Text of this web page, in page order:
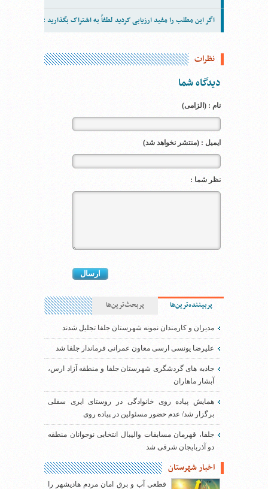
اگر این مطلب را مفید ارزیابی کردید لطفاً به اشتراک بگذارید :
نظرات
دیدگاه شما
نام : (الزامی)
ایمیل : (منتشر نخواهد شد)
نظر شما :
پربیننده‌ترین‌ها پربحث‌ترین‌ها
مدیران و کارمندان نمونه شهرستان جلفا تجلیل شدند
علیرضا یونسی ارسی معاون عمرانی فرماندار جلفا شد
جاذبه های گردشگری شهرستان جلفا و منطقه آزاد ارس،
آبشار ماهاران
همایش پیاده روی خانوادگی در روستای ایری سفلی
برگزار شد/ عدم حضور مسئولین در پیاده روی
جلفا، قهرمان مسابقات والیبال انتخابی نوجوانان منطقه
دو آذربایجان شرقی شد
اخبار شهرستان
قطعی آب و برق امان مردم هادیشهر را